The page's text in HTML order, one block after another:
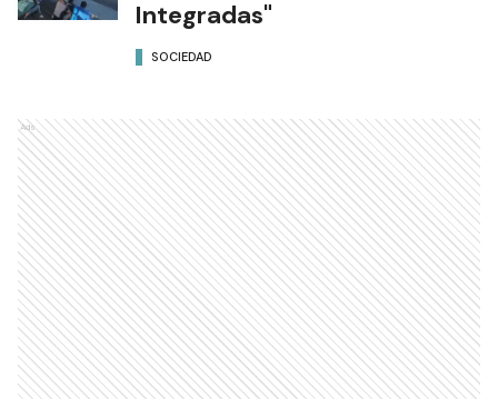
Integradas"
SOCIEDAD
Ads